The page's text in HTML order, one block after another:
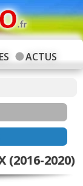
ACTUS
2020)